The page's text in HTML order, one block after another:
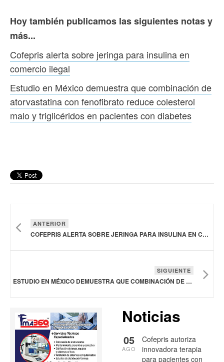
Hoy también publicamos las siguientes notas y
más...
Cofepris alerta sobre jeringa para insulina en
comercio ilegal
Estudio en México demuestra que combinación de
atorvastatina con fenofibrato reduce colesterol
malo y triglicéridos en pacientes con diabetes
ANTERIOR
COFEPRIS ALERTA SOBRE JERINGA PARA INSULINA EN COMERCIO ILEGAL
SIGUIENTE
ESTUDIO EN MÉXICO DEMUESTRA QUE COMBINACIÓN DE ATORVASTATINA CON FENOFIBRATO REDUCE COLESTEROL MALO Y TRIGLICÉRIDOS EN PACIENTES CON DIABETES
Noticias
Cofepris autoriza
innovadora terapia
para pacientes con
05
AGO